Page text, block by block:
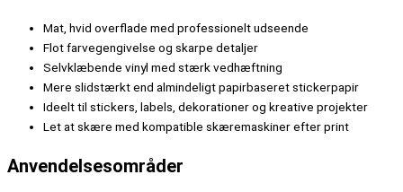
Mat, hvid overflade med professionelt udseende
Flot farvegengivelse og skarpe detaljer
Selvklæbende vinyl med stærk vedhæftning
Mere slidstærkt end almindeligt papirbaseret stickerpapir
Ideelt til stickers, labels, dekorationer og kreative projekter
Let at skære med kompatible skæremaskiner efter print
Anvendelsesområder